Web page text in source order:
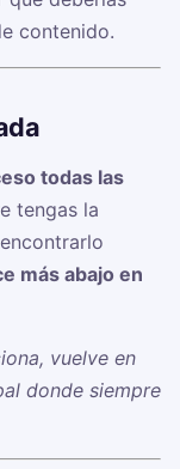
contenido.
todas las
tengas la
más abajo en
vuelve en
donde siempre